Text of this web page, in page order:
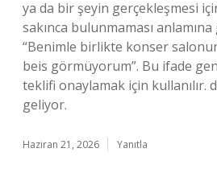
ya da bir şeyin gerçekleşmesi
sakınca bulunmaması
“Benimle birlikte konser
beis görmüyorum”. Bu ifade
teklifi onaylamak için kullanılır.
geliyor.
Haziran 21, 2026 Yanıtla